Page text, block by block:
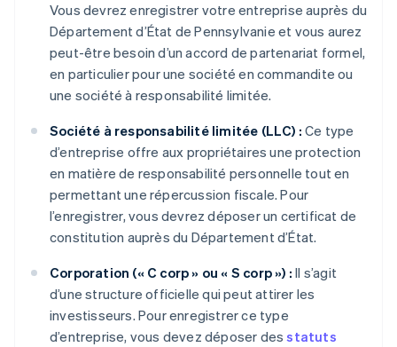
Vous devrez enregistrer votre entreprise auprès du
Département d’État de Pennsylvanie et vous aurez
peut-être besoin d’un accord de partenariat formel,
en particulier pour une société en commandite ou
une société à responsabilité limitée.
Société à responsabilité limitée (LLC) : Ce type
d’entreprise offre aux propriétaires une protection
en matière de responsabilité personnelle tout en
permettant une répercussion fiscale. Pour
l’enregistrer, vous devrez déposer un certificat de
constitution auprès du Département d’État.
Corporation (« C corp » ou « S corp ») : Il s’agit
d’une structure officielle qui peut attirer les
investisseurs. Pour enregistrer ce type
d’entreprise, vous devez déposer desstatuts